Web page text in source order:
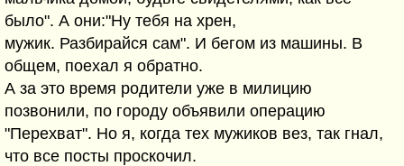
было". А они:"Ну тебя на хрен,
мужик. Разбирайся сам". И бегом из машины. В
общем, поехал я обратно.
А за это время родители уже в милицию
позвонили, по городу объявили операцию
"Перехват". Но я, когда тех мужиков вез, так гнал,
что все посты проскочил.